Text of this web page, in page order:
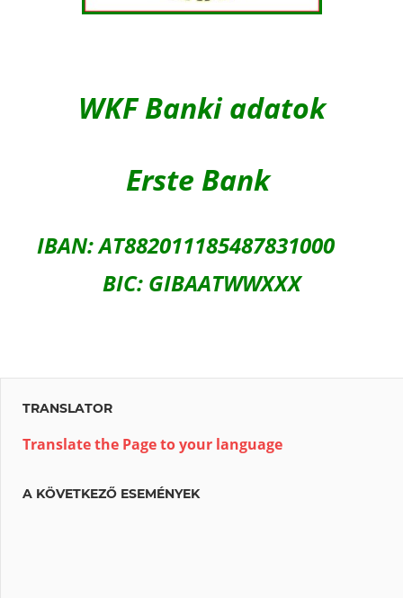
WKF Banki adatok
Erste Bank
IBAN: AT882011185487831000
BIC: GIBAATWWXXX
TRANSLATOR
Translate the Page to your language
A KÖVETKEZŐ ESEMÉNYEK